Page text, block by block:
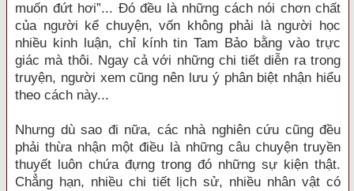
muốn đứt hơi”... Đó đều là những cách nói chơn chất
của người kể chuyện, vốn không phải là người học
nhiều kinh luận, chỉ kính tin Tam Bảo bằng vào trực
giác mà thôi. Ngay cả với những chi tiết diễn ra trong
truyện, người xem cũng nên lưu ý phân biệt nhận hiểu
theo cách này...
Nhưng dù sao đi nữa, các nhà nghiên cứu cũng đều
phải thừa nhận một điều là những câu chuyện truyền
thuyết luôn chứa đựng trong đó những sự kiện thật.
Chẳng hạn, nhiều chi tiết lịch sử, nhiều nhân vật có